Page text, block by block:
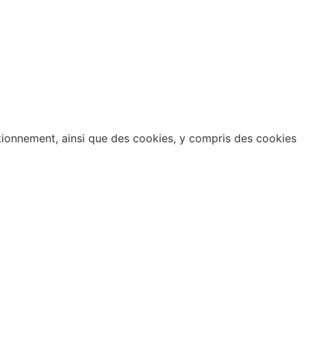
ainsi que des cookies, y compris des cookies